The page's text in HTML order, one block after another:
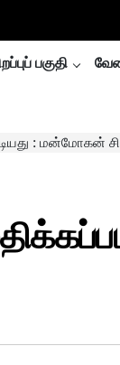
பகுதி
: மன்மோகன்